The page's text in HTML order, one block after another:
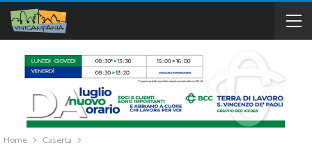
Home Caserta